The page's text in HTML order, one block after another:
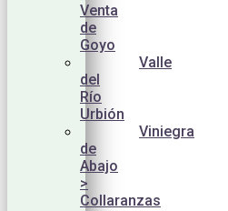
Venta
de
Goyo
Valle
del
Río
Urbión
Viniegra
de
Abajo
>
Collaranzas